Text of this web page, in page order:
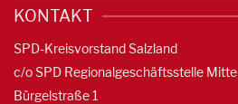
KONTAKT
SPD-Kreisvorstand Salzland
c/o SPD Regionalgeschäftsstelle Mitte
Bürgelstraße 1